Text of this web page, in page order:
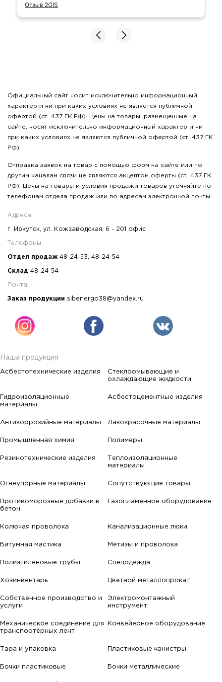
Отзыв 2GIS
Официальный сайт носит исключительно информационный
характер и ни при каких условиях не является публичной
офертой (ст. 437 ГК РФ). Цены на товары, размещенные на
сайте, носят исключительно информационный характер и ни
при каких условиях не являются публичной офертой (ст. 437 ГК
РФ).
Отправка заявок на товар с помощью форм на сайте или по
другим каналам связи не являются акцептом оферты (ст. 437 ГК
РФ). Цены на товары и условия продажи товаров уточняйте по
телефонам отдела продаж или по адресам электронной почты.
Адреса
г. Иркутск, ул. Кожзаводская, 6 - 201 офис
Телефоны
Отдел продаж 48-24-53 48-24-54
Склад 48-24-54
Почта
Заказ продукции sibenergo38@yandex.ru
Наша продукция
Асбестотехнические изделия
Стеклоомывающие и
охлаждающие жидкости
Гидроизоляционные
материалы
Асбестоцементные изделия
Антикоррозийные материалы Лакокрасочные материалы
Промышленная химия Полимеры
Резинотехнические изделия
Теплоизоляционные
материалы
Огнеупорные материалы Сопутствующие товары
Противоморозные добавки в
бетон
Газопламенное оборудование
Колючая проволока Канализационные люки
Битумная мастика Метизы и проволока
Полиэтиленовые трубы Спецодежда
Хозинвентарь Цветной металлопрокат
Собственное производство и
услуги
Электромонтажный
инструмент
Механическое соединение для
транспортёрных лент
Конвейерное оборудование
Тара и упаковка Пластиковые канистры
Бочки пластиковые Бочки металлические